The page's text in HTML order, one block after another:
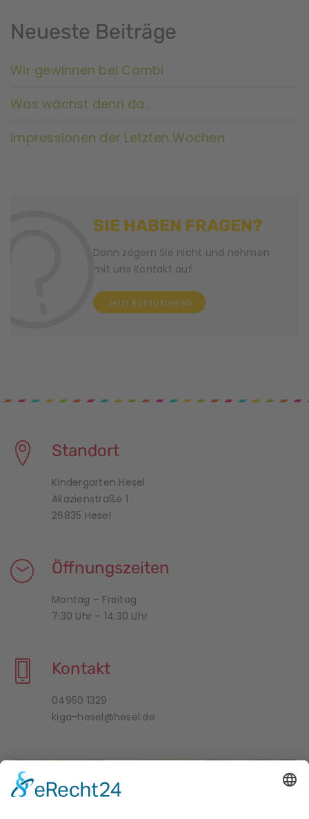
a
l
t
n
i
n
Neueste Beiträge
Wir gewinnen bei Combi
Was wächst denn da..
Impressionen der Letzten Wochen
SIE HABEN FRAGEN?
Dann zögern Sie nicht und nehmen
mit uns Kontakt auf.
Jetzt kontaktieren
Standort
Kindergarten Hesel
Akazienstraße 1
26835 Hesel
Öffnungszeiten
Montag – Freitag
7:30 Uhr – 14:30 Uhr
Kontakt
04950 1329
kiga-hesel@hesel.de